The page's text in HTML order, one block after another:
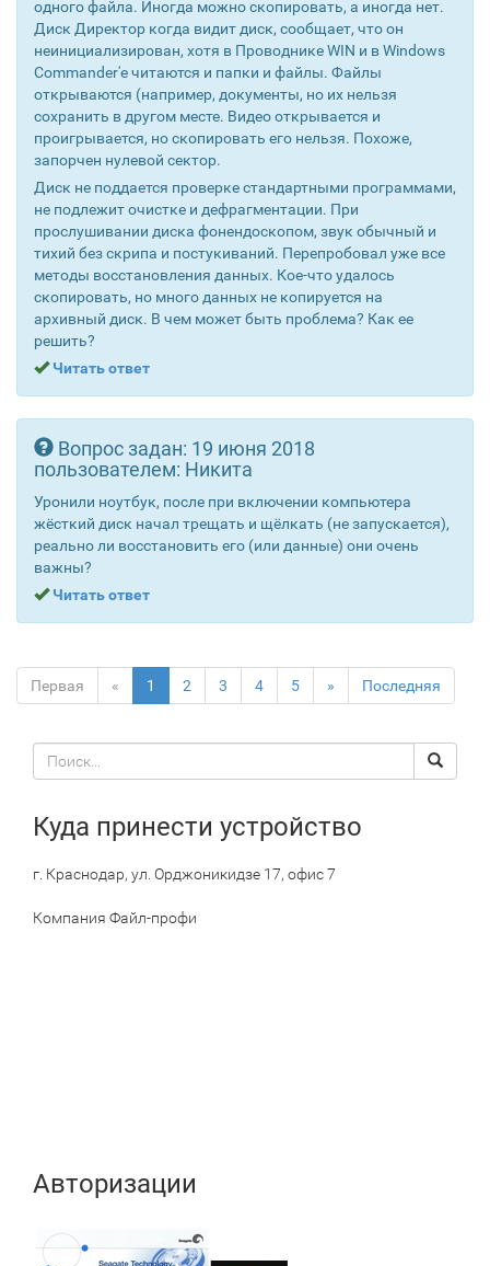
одного файла. Иногда можно скопировать, а иногда нет.
Диск Директор когда видит диск, сообщает, что он
неинициализирован, хотя в Проводнике WIN и в Windows
Commander'е читаются и папки и файлы. Файлы
открываются (например, документы, но их нельзя
сохранить в другом месте. Видео открывается и
проигрывается, но скопировать его нельзя. Похоже,
запорчен нулевой сектор.
Диск не поддается проверке стандартными программами,
не подлежит очистке и дефрагментации. При
прослушивании диска фонендоскопом, звук обычный и
тихий без скрипа и постукиваний. Перепробовал уже все
методы восстановления данных. Кое-что удалось
скопировать, но много данных не копируется на
архивный диск. В чем может быть проблема? Как ее
решить?
Читать ответ
Вопрос задан: 19 июня 2018
пользователем: Никита
Уронили ноутбук, после при включении компьютера
жёсткий диск начал трещать и щёлкать (не запускается),
реально ли восстановить его (или данные) они очень
важны?
Читать ответ
Первая « 1 2 3 4 5 » Последняя
Поиск
по
сайту
Search
Куда принести устройство
г. Краснодар, ул. Орджоникидзе 17, офис 7
Компания Файл-профи
Авторизации